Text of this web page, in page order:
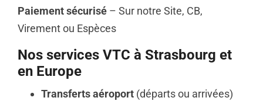
Paiement sécurisé – Sur notre Site, CB,
Virement ou Espèces
Nos services VTC à Strasbourg et
en Europe
Transferts aéroport (départs ou arrivées)